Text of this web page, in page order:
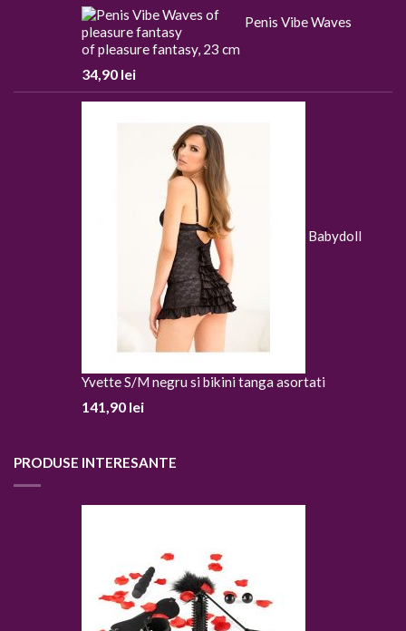
Penis Vibe Waves
of pleasure fantasy, 23 cm
34,90 lei
Babydoll
Yvette S/M negru si bikini tanga asortati
141,90 lei
PRODUSE INTERESANTE